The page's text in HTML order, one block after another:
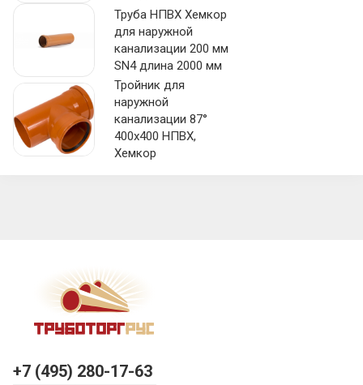
Труба НПВХ Хемкор
для наружной
канализации 200 мм
SN4 длина 2000 мм
Тройник для
наружной
канализации 87°
400х400 НПВХ,
Хемкор
+7 (495) 280-17-63